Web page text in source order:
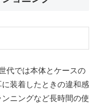
代では本体とケースの
装着したときの違和感
ニングなど長時間の使